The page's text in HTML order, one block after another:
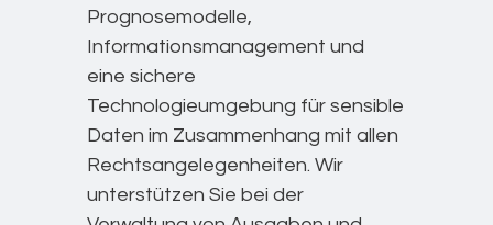
Prognosemodelle,
Informationsmanagement und
eine sichere
Technologieumgebung für sensible
Daten im Zusammenhang mit allen
Rechtsangelegenheiten. Wir
unterstützen Sie bei der